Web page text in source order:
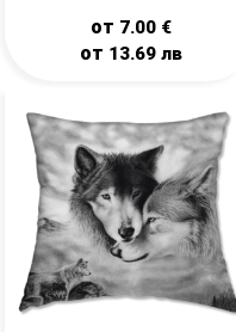
от 7.00 €
от 13.69 лв